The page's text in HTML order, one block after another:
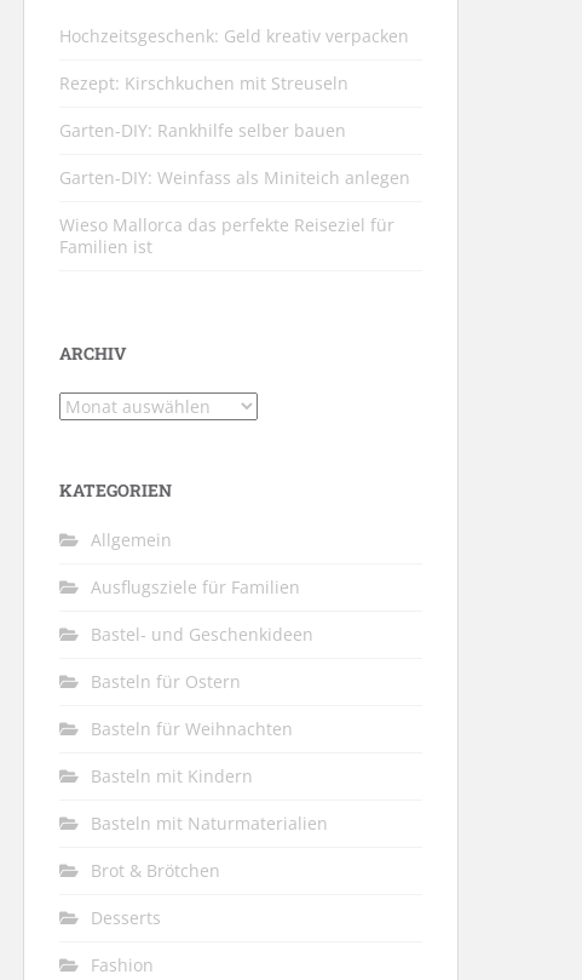
Hochzeitsgeschenk: Geld kreativ verpacken
Rezept: Kirschkuchen mit Streuseln
Garten-DIY: Rankhilfe selber bauen
Garten-DIY: Weinfass als Miniteich anlegen
Wieso Mallorca das perfekte Reiseziel für
Familien ist
ARCHIV
Archiv
KATEGORIEN
Allgemein
Ausflugsziele für Familien
Bastel- und Geschenkideen
Basteln für Ostern
Basteln für Weihnachten
Basteln mit Kindern
Basteln mit Naturmaterialien
Brot & Brötchen
Desserts
Fashion